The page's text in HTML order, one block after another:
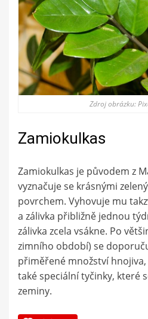
Zdroj obrázku:
Zamiokulkas
Zamiokulkas je původem z
vyznačuje se krásnými
povrchem. Vyhovuje mu
a zálivka přibližně jednou
zálivka zcela vsákne. Po
zimního období) se
přiměřené množství
také speciální tyčinky, které
zeminy.